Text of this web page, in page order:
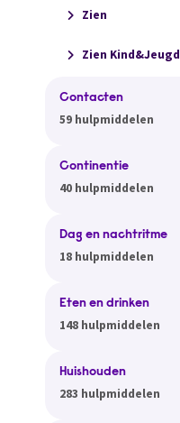
Zien
Zien Kind&Jeugd
Contacten
59 hulpmiddelen
Continentie
40 hulpmiddelen
Dag en nachtritme
18 hulpmiddelen
Eten en drinken
148 hulpmiddelen
Huishouden
283 hulpmiddelen